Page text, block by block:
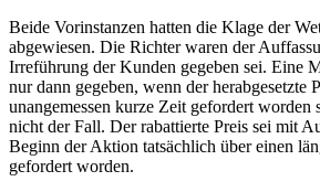
Beide Vorinstanzen hatten die Klage der
abgewiesen. Die Richter waren der
Irreführung der Kunden gegeben sei. Eine
nur dann gegeben, wenn der herabgesetzte
unangemessen kurze Zeit gefordert worden
nicht der Fall. Der rabattierte Preis sei mit
Beginn der Aktion tatsächlich über einen
gefordert worden.